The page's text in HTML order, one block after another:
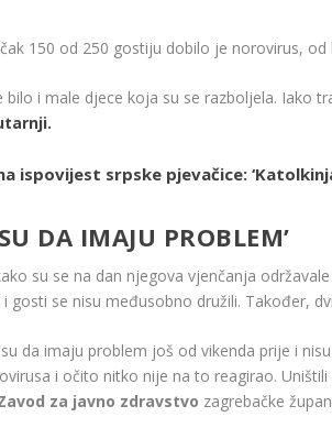
150 od 250 gostiju dobilo je norovirus,
bilo i male djece koja su se razboljela. Iako
ispovijest srpske pjevačice:
DA IMAJU PROBLEM’
su se na dan njegova vjenčanja
gosti se nisu međusobno družili. Također,
su da imaju problem još od vikenda prije i
i očito nitko nije na to reagirao.
za javno zdravstvo zagrebačke